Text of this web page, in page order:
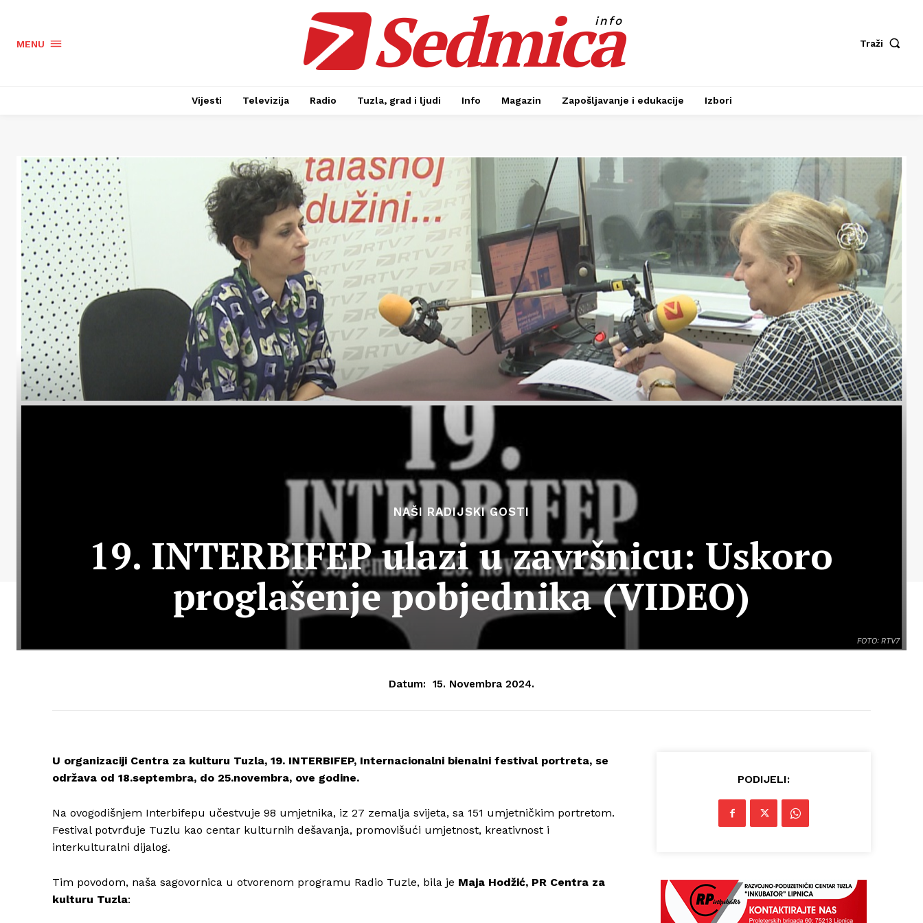
MENU Sedmica
info
Traži
Vijesti Televizija Radio Tuzla, grad i ljudi Info Magazin Zapošljavanje i edukacije Izbori
FOTO: RTV7
NAŠI RADIJSKI GOSTI
19. INTERBIFEP ulazi u završnicu: Uskoro
proglašenje pobjednika (VIDEO)
Datum: 15. Novembra 2024.
U organizaciji Centra za kulturu Tuzla, 19. INTERBIFEP, Internacionalni bienalni festival portreta, se
održava od 18.septembra, do 25.novembra, ove godine.
Na ovogodišnjem Interbifepu učestvuje 98 umjetnika, iz 27 zemalja svijeta, sa 151 umjetničkim portretom.
Festival potvrđuje Tuzlu kao centar kulturnih dešavanja, promovišući umjetnost, kreativnost i
interkulturalni dijalog.
Tim povodom, naša sagovornica u otvorenom programu Radio Tuzle, bila je Maja Hodžić, PR Centra za
kulturu Tuzla:
PODIJELI: